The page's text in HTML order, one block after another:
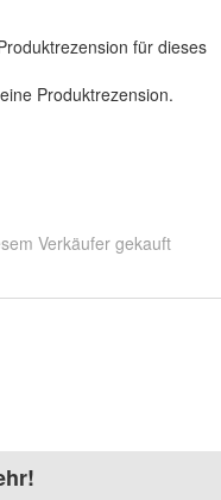
für dieses
Produktrezension.
Verkäufer gekauft